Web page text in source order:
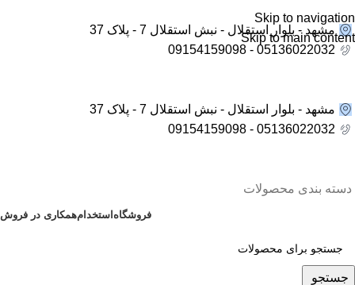
Skip to navigation
Skip to main content
مشهد - بلوار استقلال - نبش استقلال 7 - پلاک 37
05136022032 - 09154159098
مشهد - بلوار استقلال - نبش استقلال 7 - پلاک 37
05136022032 - 09154159098
دسته بندی محصولات
فروشگاه استخدامهمکاری در فروش
جستجو